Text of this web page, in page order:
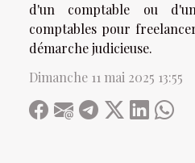
d'un comptable ou
comptables pour
démarche judicieuse.
Dimanche 11 mai 2025 13:55